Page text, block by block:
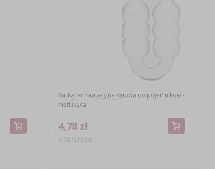
Rurka fermentacyjna kątowa do pojemników -
nietłukąca
4,78 zł
4,78 PLN/szt.